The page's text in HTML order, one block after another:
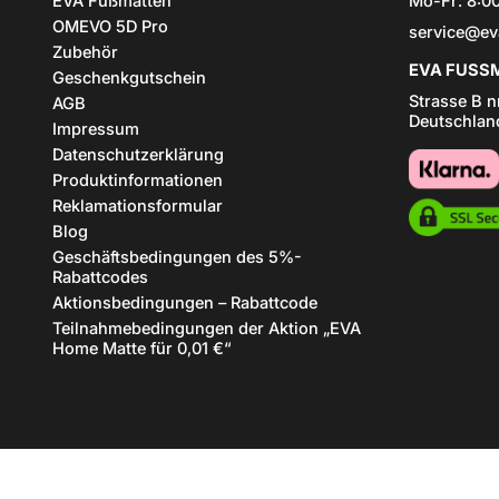
OMEVO 5D Pro
Zubehör
Geschenkgutschein
AGB
Impressum
Datenschutzerklärung
Produktinformationen
Reklamationsformular
Blog
Geschäftsbedingungen des 5%-
Rabattcodes
Aktionsbedingungen – Rabattcode
Teilnahmebedingungen der Aktion „EVA
Home Matte für 0,01 €“
EVA
Strasse B